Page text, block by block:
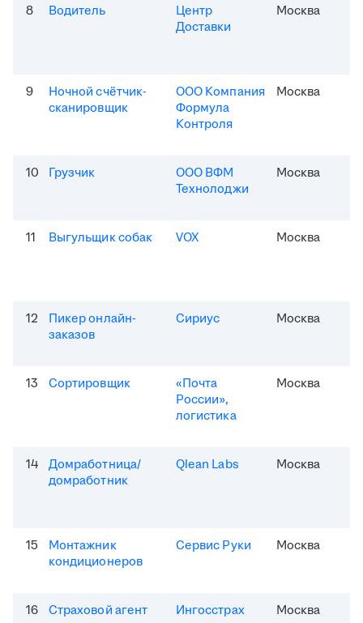
8 Водитель
Центр
Доставки
Москва
9
Ночной счётчик-
сканировщик
ООО Компания
Формула
Контроля
Москва
10 Грузчик
ООО ВФМ
Технолоджи
Москва
11 Выгульщик собак VOX Москва
12
Пикер онлайн-
заказов
Сириус Москва
13 Сортировщик
«Почта
России»,
логистика
Москва
14
Домработница/
домработник
Qlean Labs Москва
15
Монтажник
кондиционеров
Сервис Руки Москва
16 Страховой агент Ингосстрах Москва